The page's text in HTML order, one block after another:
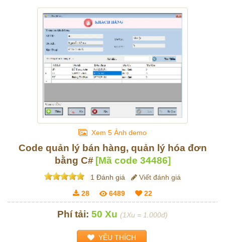
Xem 5 Ảnh demo
Code quản lý bán hàng, quản lý hóa đơn
bằng C# [Mã code 34486]
1 Đánh giá
Viết đánh giá
28
6489 22
Phí tải: 50 Xu (1Xu = 1.000đ)
YÊU THÍCH